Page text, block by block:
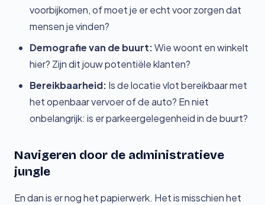
voorbijkomen, of moet je er echt voor zorgen dat
mensen je vinden?
Demografie van de buurt:Wie woont en winkelt
hier? Zijn dit jouw potentiële klanten?
Bereikbaarheid: Is de locatie vlot bereikbaar met
het openbaar vervoer of de auto? En niet
onbelangrijk: is er parkeergelegenheid in de buurt?
Navigeren door de administratieve
jungle
En dan is er nog het papierwerk. Het is misschien het